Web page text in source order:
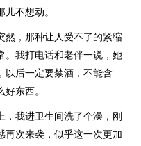
不想动。
然，那种让人受不了的紧缩
。我打电话和老伴一说，她
以后一定要禁酒，不能含
东西。
我进卫生间洗了个澡，刚
再次来袭，似乎这一次更加